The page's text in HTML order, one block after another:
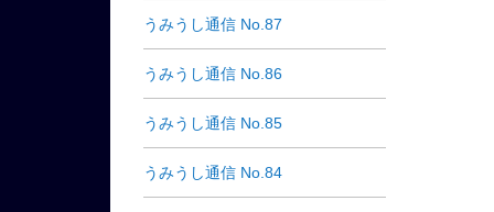
うみうし通信 No.87
うみうし通信 No.86
うみうし通信 No.85
うみうし通信 No.84